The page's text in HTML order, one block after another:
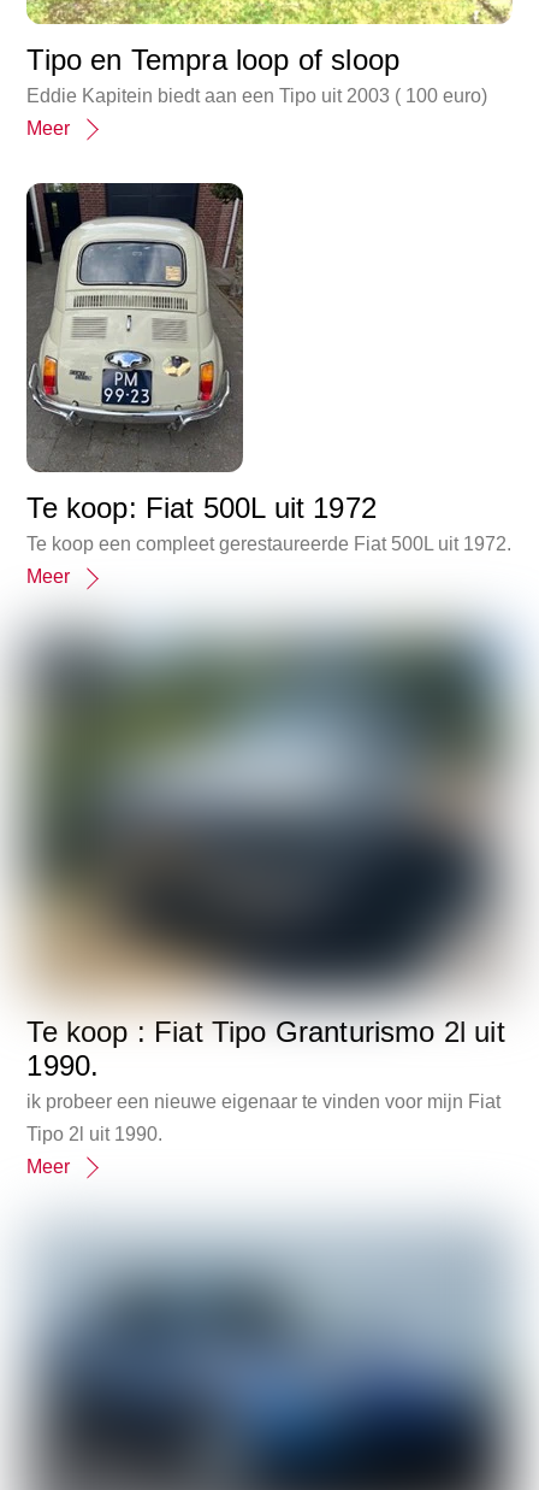
Tipo en Tempra loop of sloop
Eddie Kapitein biedt aan een Tipo uit 2003 ( 100 euro)
Meer
Te koop: Fiat 500L uit 1972
Te koop een compleet gerestaureerde Fiat 500L uit 1972.
Meer
Te koop : Fiat Tipo Granturismo 2l uit
1990.
ik probeer een nieuwe eigenaar te vinden voor mijn Fiat
Tipo 2l uit 1990.
Meer